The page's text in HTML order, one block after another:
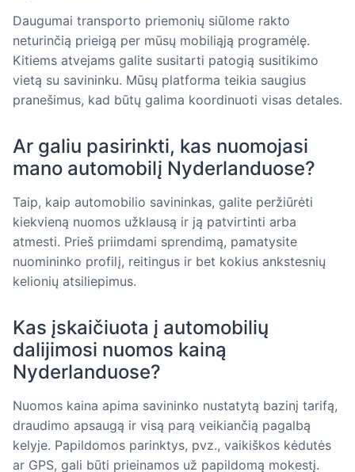
Daugumai transporto priemonių siūlome rakto
neturinčią prieigą per mūsų mobiliąją programėlę.
Kitiems atvejams galite susitarti patogią susitikimo
vietą su savininku. Mūsų platforma teikia saugius
pranešimus, kad būtų galima koordinuoti visas detales.
Ar galiu pasirinkti, kas nuomojasi
mano automobilį Nyderlanduose?
Taip, kaip automobilio savininkas, galite peržiūrėti
kiekvieną nuomos užklausą ir ją patvirtinti arba
atmesti. Prieš priimdami sprendimą, pamatysite
nuomininko profilį, reitingus ir bet kokius ankstesnių
kelionių atsiliepimus.
Kas įskaičiuota į automobilių
dalijimosi nuomos kainą
Nyderlanduose?
Nuomos kaina apima savininko nustatytą bazinį tarifą,
draudimo apsaugą ir visą parą veikiančią pagalbą
kelyje. Papildomos parinktys, pvz., vaikiškos kėdutės
ar GPS, gali būti prieinamos už papildomą mokestį.